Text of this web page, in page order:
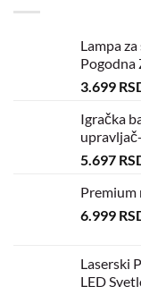
Lampa
Pogodna
3.699
Igračka
5.697
Premium
6.999
Laserski
LED